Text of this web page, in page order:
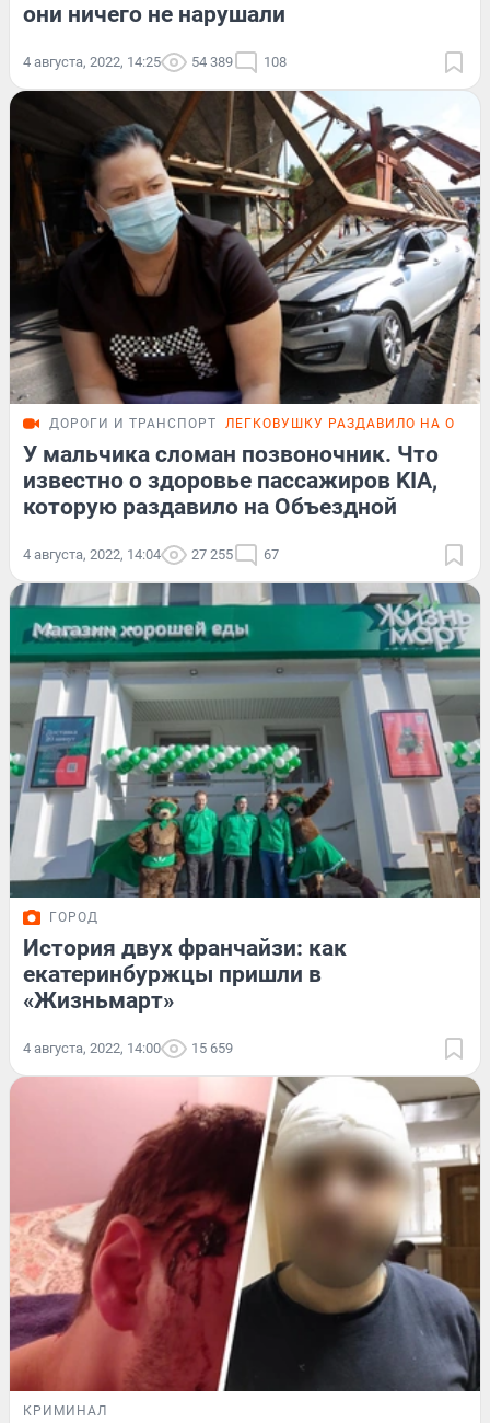
они ничего не нарушали
4 августа, 2022, 14:25 54 389 108
ДОРОГИ И ТРАНСПОРТ ЛЕГКОВУШКУ РАЗДАВИЛО НА
У мальчика сломан позвоночник. Что
известно о здоровье пассажиров KIA,
которую раздавило на Объездной
4 августа, 2022, 14:04 27 255 67
ГОРОД
История двух франчайзи: как
екатеринбуржцы пришли в
«Жизньмарт»
4 августа, 2022, 14:00 15 659
КРИМИНАЛ